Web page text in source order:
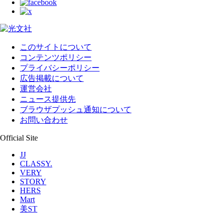
このサイトについて
コンテンツポリシー
プライバシーポリシー
広告掲載について
運営会社
ニュース提供先
ブラウザプッシュ通知について
お問い合わせ
Official Site
JJ
CLASSY.
VERY
STORY
HERS
Mart
美ST